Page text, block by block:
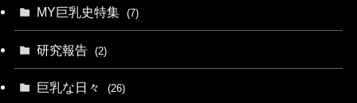
MY巨乳史特集 (7)
研究報告 (2)
巨乳な日々 (26)